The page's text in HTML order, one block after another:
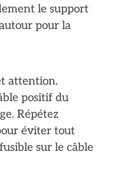
le support
pour la
attention.
positif du
Répétez
éviter tout
sur le câble